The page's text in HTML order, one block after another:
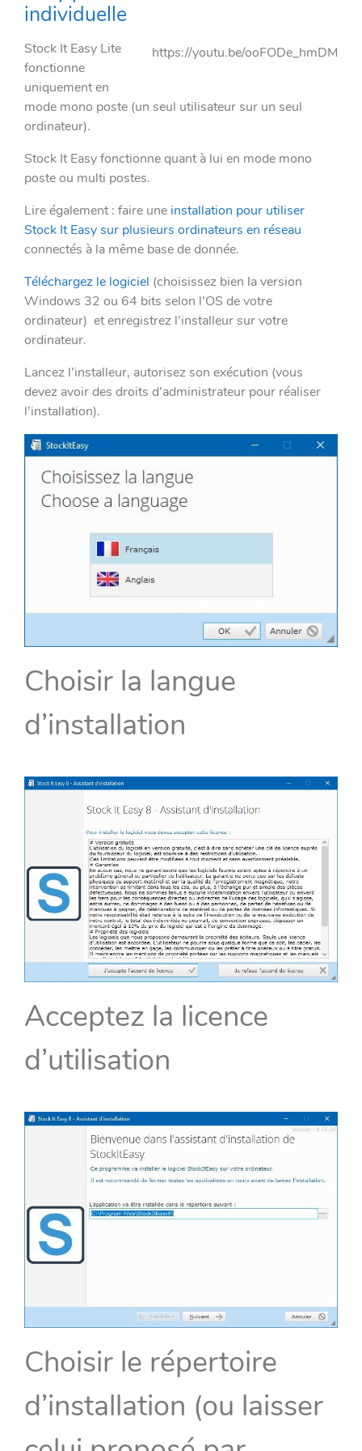
individuelle
https://youtu.be/ooFODe_hmDM
Stock It Easy Lite
fonctionne
uniquement en
mode mono poste (un seul utilisateur sur un seul
ordinateur).
Stock It Easy fonctionne quant à lui en mode mono
poste ou multi postes.
Lire également : faire une installation pour utiliser
Stock It Easy sur plusieurs ordinateurs en réseau
connectés à la même base de donnée.
Téléchargez le logiciel (choisissez bien la version
Windows 32 ou 64 bits selon l’OS de votre
ordinateur) et enregistrez l’installeur sur votre
ordinateur.
Lancez l’installeur, autorisez son exécution (vous
devez avoir des droits d’administrateur pour réaliser
l’installation).
Choisir la langue
d’installation
Acceptez la licence
d’utilisation
Choisir le répertoire
d’installation (ou laisser